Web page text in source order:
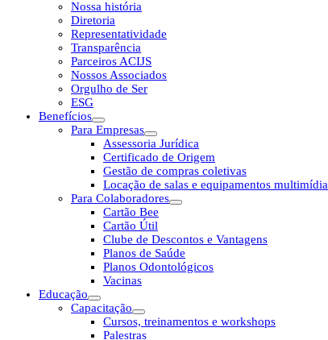
Nossa história
Diretoria
Representatividade
Transparência
Parceiros ACIJS
Nossos Associados
Orgulho de Ser
ESG
Benefícios
Para Empresas
Assessoria Jurídica
Certificado de Origem
Gestão de compras coletivas
Locação de salas e equipamentos multimídia
Para Colaboradores
Cartão Bee
Cartão Útil
Clube de Descontos e Vantagens
Planos de Saúde
Planos Odontológicos
Vacinas
Educação
Capacitação
Cursos, treinamentos e workshops
Palestras